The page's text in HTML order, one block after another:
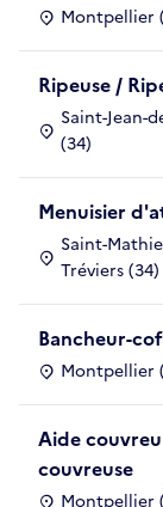
Montpellier
Ripeuse /
Saint-Jean-
(34)
Menuisier
Saint-
Tréviers (34)
Bancheur-
Montpellier
Aide
couvreuse
Montpellier